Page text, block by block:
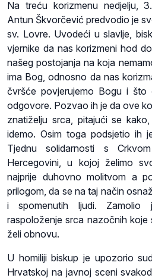
Na treću korizmenu nedjelju,
Antun Škvorčević predvodio je
sv. Lovre. Uvodeći u slavlje,
vjernike da nas korizmeni hod
našeg postojanja na koja
ima Bog, odnosno da nas
čvršće povjerujemo Bogu i što
odgovore. Pozvao ih je da ove
znatiželju srca, pitajući se
idemo. Osim toga podsjetio ih
Tjednu solidarnosti s
Hercegovini, u kojoj želimo
najprije duhovno molitvom a
prilogom, da se na taj način
i spomenutih ljudi.
raspoloženje srca nazočnih koje
želi obnovu.
U homiliji biskup je upozorio
Hrvatskoj na javnoj sceni